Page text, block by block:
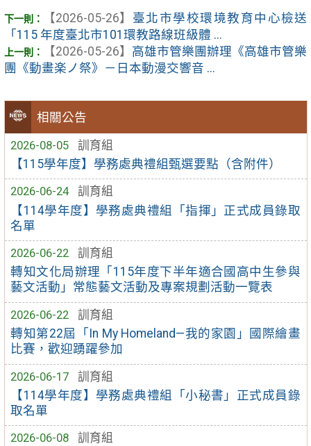
相關公告
2026-08-05
訓育組
【115學年度】學務處典禮組甄選要點（含附件）
2026-06-24
訓育組
【114學年度】學務處典禮組「指揮」正式成員錄取
名單
2026-06-22
訓育組
轉知文化局辦理「115年度下半年適合國高中生參與
藝文活動」常態藝文活動及專案規劃活動一覽表
2026-06-22
訓育組
轉知第22屆「In My Homeland—我的家園」國際繪畫
比賽，歡迎踴躍參加
2026-06-17
訓育組
【114學年度】學務處典禮組「小秘書」正式成員錄
取名單
2026-06-08
訓育組
【2026-05-26】
臺北市學校環境教育中心檢送
「115 年度臺北市101環教路線班級體 ...
【2026-05-26】 高雄市管樂團辦理《高雄市管樂
團《動畫楽ノ祭》－日本動漫交響音 ...